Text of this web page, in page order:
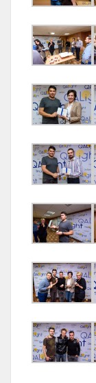
DEVELOPMENT
ПІДГОТОВКА ДО
СПІВБЕСІДИ
Новини
База знань
Контакти